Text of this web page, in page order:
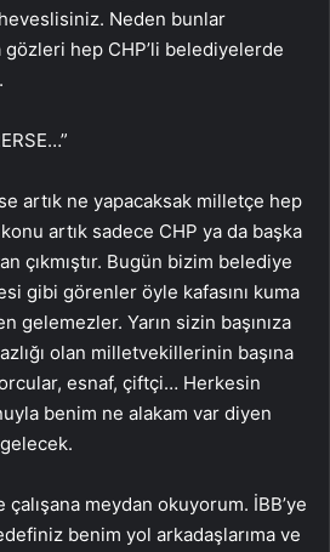
Neden bunlar
hep CHP’li belediyelerde
artık ne yapacaksak milletçe hep
artık sadece CHP ya da başka
çıkmıştır. Bugün bizim belediye
gibi görenler öyle kafasını kuma
gelemezler. Yarın sizin başınıza
olan milletvekillerinin başına
esnaf, çiftçi… Herkesin
benim ne alakam var diyen
çalışana meydan okuyorum. İBB’ye
benim yol arkadaşlarıma ve